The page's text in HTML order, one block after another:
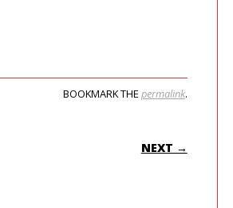
BOOKMARK THE permalink.
NEXT →